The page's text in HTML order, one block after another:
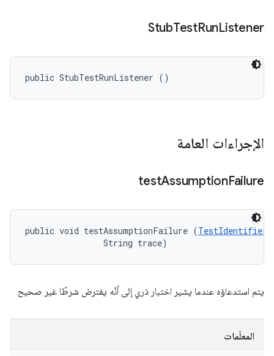
StubTestRunListener
public StubTestRunListener ()
الإجراءات العامة
testAssumptionFailure
public void testAssumptionFailure (TestIdentifier
                String trace)
يتم استدعاؤه عندما يشير اختبار ذري إلى أنّه يفترض شرطًا غير صحيح
المعلَمات